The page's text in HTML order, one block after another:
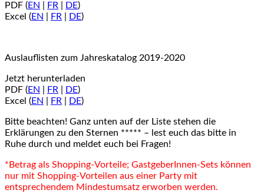
PDF (EN FR DE)
Excel (EN FR DE)
Auslauflisten zum Jahreskatalog 2019-2020
Jetzt herunterladen
PDF (EN FR DE)
Excel (EN FR DE)
Bitte beachten! Ganz unten auf der Liste stehen die
Erklärungen zu den Sternen ***** – lest euch das bitte in
Ruhe durch und meldet euch bei Fragen!
*Betrag als Shopping-Vorteile; GastgeberInnen-Sets können
nur mit Shopping-Vorteilen aus einer Party mit
entsprechendem Mindestumsatz erworben werden.